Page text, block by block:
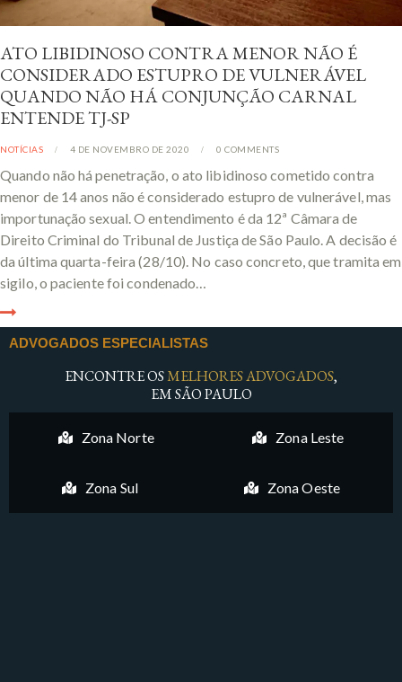
ATO LIBIDINOSO CONTRA MENOR NÃO É
CONSIDERADO ESTUPRO DE VULNERÁVEL
QUANDO NÃO HÁ CONJUNÇÃO CARNAL
ENTENDE TJ-SP
NOTÍCIAS 4 DE NOVEMBRO DE 2020 0 COMMENTS
Quando não há penetração, o ato libidinoso cometido contra
menor de 14 anos não é considerado estupro de vulnerável, mas
importunação sexual. O entendimento é da 12ª Câmara de
Direito Criminal do Tribunal de Justiça de São Paulo. A decisão é
da última quarta-feira (28/10). No caso concreto, que tramita em
sigilo, o paciente foi condenado…
ADVOGADOS ESPECIALISTAS
ENCONTRE OSMELHORES ADVOGADOS,
EM SÃO PAULO
Zona Norte Zona Leste
Zona Sul Zona Oeste